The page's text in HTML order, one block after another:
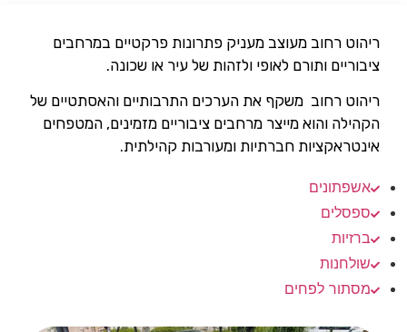
ריהוט רחוב מעוצב מעניק פתרונות פרקטיים במרחבים
ציבוריים ותורם לאופי ולזהות של עיר או שכונה.
ריהוט רחוב משקף את הערכים התרבותיים והאסתטיים של
הקהילה והוא מייצר מרחבים ציבוריים מזמינים, המטפחים
אינטראקציות חברתיות ומעורבות קהילתית.
אשפתונים
ספסלים
ברזיות
שולחנות
מסתור לפחים